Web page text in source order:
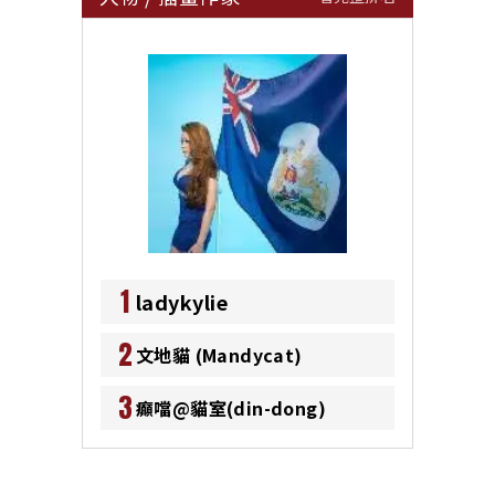
1 ladykylie
2 文地貓 (Mandycat)
3癲噹@貓室(din-dong)